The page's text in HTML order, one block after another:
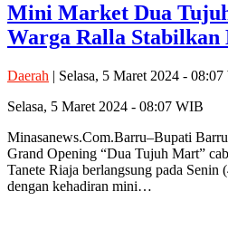
Mini Market Dua
Warga Ralla Stabilkan
Daerah | Selasa, 5 Maret 2024 -
Selasa, 5 Maret 2024 - 08:07 WIB
Minasanews.Com.Barru–Bupati
Grand Opening “Dua Tujuh Mart”
Tanete Riaja berlangsung pada Senin
dengan kehadiran mini…